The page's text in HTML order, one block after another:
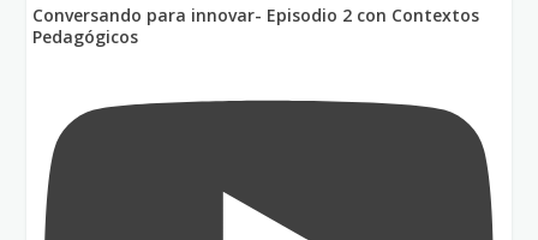
Conversando para innovar- Episodio 2 con Contextos
Pedagógicos